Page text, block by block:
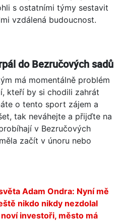
s ostatními týmy sestavit
vzdálená budoucnost.
do Bezručových sadů
má momentálně problém
kteří by si chodili zahrát
o tento sport zájem a
tak neváhejte a přijďte na
v Bezručových
začít v únoru nebo
Adam Ondra: Nyní mě
nikdo nikdy nezdolal
investoři, město má